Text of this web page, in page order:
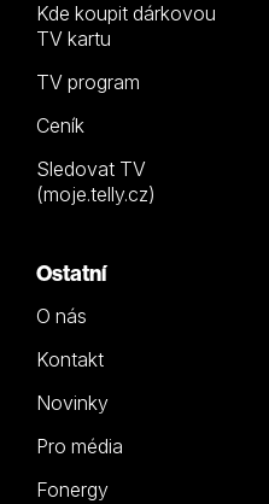
Kde koupit dárkovou
TV kartu
TV program
Ceník
Sledovat TV
(moje.telly.cz)
Ostatní
O nás
Kontakt
Novinky
Pro média
Fonergy